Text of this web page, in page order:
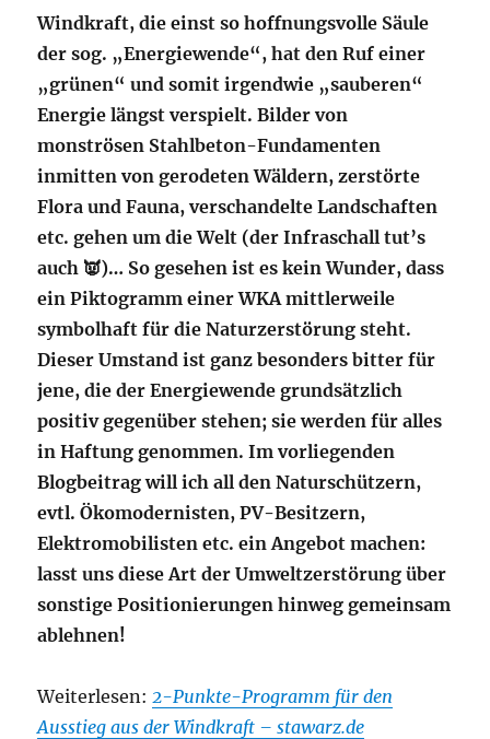
Windkraft, die einst so hoffnungsvolle Säule
der sog. „Energiewende“, hat den Ruf einer
„grünen“ und somit irgendwie „sauberen“
Energie längst verspielt. Bilder von
monströsen Stahlbeton-Fundamenten
inmitten von gerodeten Wäldern, zerstörte
Flora und Fauna, verschandelte Landschaften
etc. gehen um die Welt (der Infraschall tut’s
auch 👿)… So gesehen ist es kein Wunder, dass
ein Piktogramm einer WKA mittlerweile
symbolhaft für die Naturzerstörung steht.
Dieser Umstand ist ganz besonders bitter für
jene, die der Energiewende grundsätzlich
positiv gegenüber stehen; sie werden für alles
in Haftung genommen. Im vorliegenden
Blogbeitrag will ich all den Naturschützern,
evtl. Ökomodernisten, PV-Besitzern,
Elektromobilisten etc. ein Angebot machen:
lasst uns diese Art der Umweltzerstörung über
sonstige Positionierungen hinweg gemeinsam
ablehnen!
Weiterlesen: 2-Punkte-Programm für den
Ausstieg aus der Windkraft – stawarz.de